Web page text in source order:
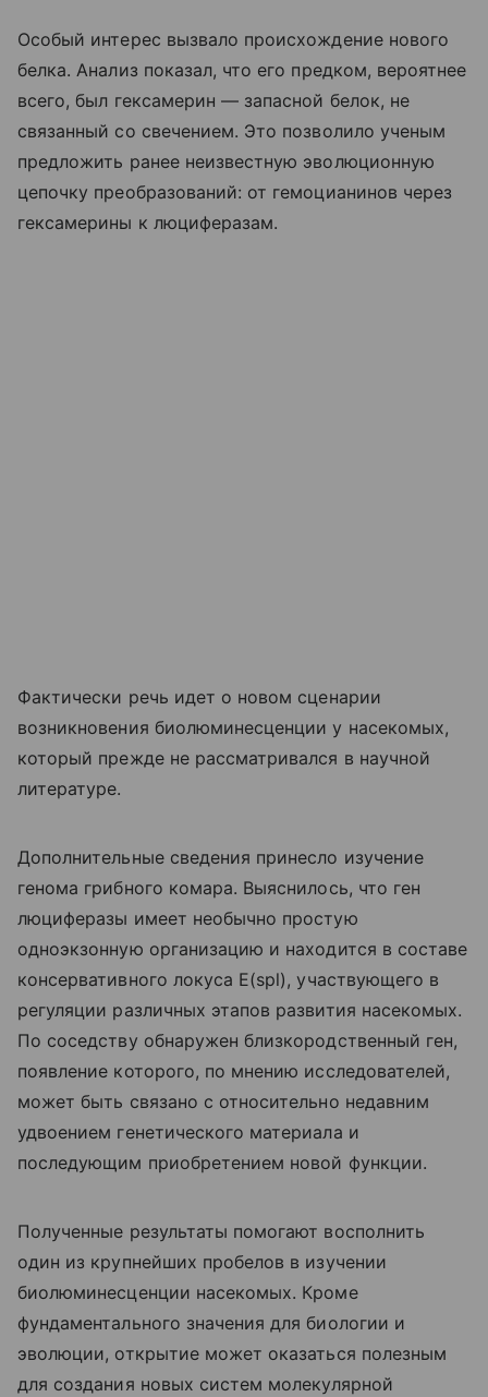
Особый интерес вызвало происхождение нового
белка. Анализ показал, что его предком, вероятнее
всего, был гексамерин — запасной белок, не
связанный со свечением. Это позволило ученым
предложить ранее неизвестную эволюционную
цепочку преобразований: от гемоцианинов через
гексамерины к люциферазам.
Фактически речь идет о новом сценарии
возникновения биолюминесценции у насекомых,
который прежде не рассматривался в научной
литературе.
Дополнительные сведения принесло изучение
генома грибного комара. Выяснилось, что ген
люциферазы имеет необычно простую
одноэкзонную организацию и находится в составе
консервативного локуса E(spl), участвующего в
регуляции различных этапов развития насекомых.
По соседству обнаружен близкородственный ген,
появление которого, по мнению исследователей,
может быть связано с относительно недавним
удвоением генетического материала и
последующим приобретением новой функции.
Полученные результаты помогают восполнить
один из крупнейших пробелов в изучении
биолюминесценции насекомых. Кроме
фундаментального значения для биологии и
эволюции, открытие может оказаться полезным
для создания новых систем молекулярной